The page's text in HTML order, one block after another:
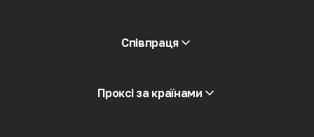
Доступ до API
Iнтеграція
Співпраця
Партнерська програма
Ресейлінг
Проксі за країнами